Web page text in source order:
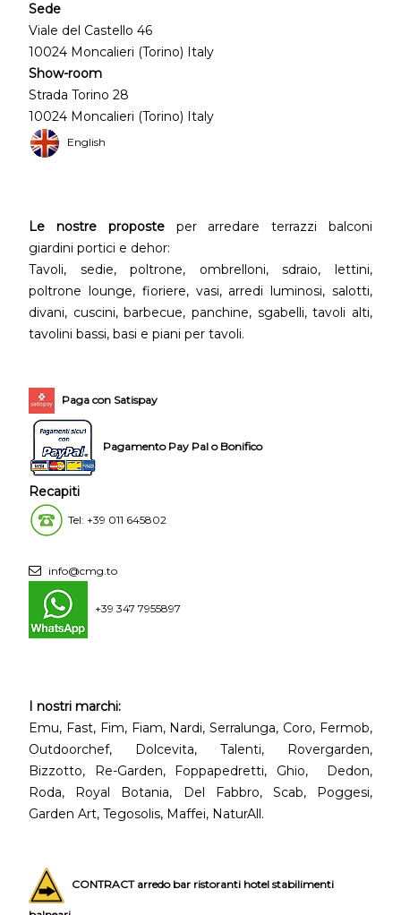
Sede
Viale del Castello 46
10024 Moncalieri (Torino) Italy
Show-room
Strada Torino 28
10024 Moncalieri (Torino) Italy
English
Le nostre proposteper arredare terrazzi balconi
giardini portici e dehor:
Tavoli, sedie, poltrone, ombrelloni, sdraio, lettini,
poltrone lounge, fioriere, vasi, arredi luminosi, salotti,
divani, cuscini, barbecue, panchine, sgabelli, tavoli alti,
tavolini bassi, basi e piani per tavoli.
Paga con Satispay
Pagamento Pay Pal o Bonifico
Recapiti
Tel: +39 011 645802
info@cmg.to
+39 347 7955897
I nostri marchi:
Emu, Fast, Fim, Fiam, Nardi, Serralunga, Coro, Fermob,
Outdoorchef, Dolcevita, Talenti, Rovergarden,
Bizzotto, Re-Garden, Foppapedretti, Ghio, Dedon,
Roda, Royal Botania, Del Fabbro, Scab, Poggesi,
Garden Art, Tegosolis, Maffei, NaturAll.
CONTRACT arredo bar ristoranti hotel stabilimenti